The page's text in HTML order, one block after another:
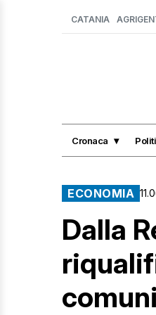
CATANIA
Cronaca
ECONOMIA
Dalla